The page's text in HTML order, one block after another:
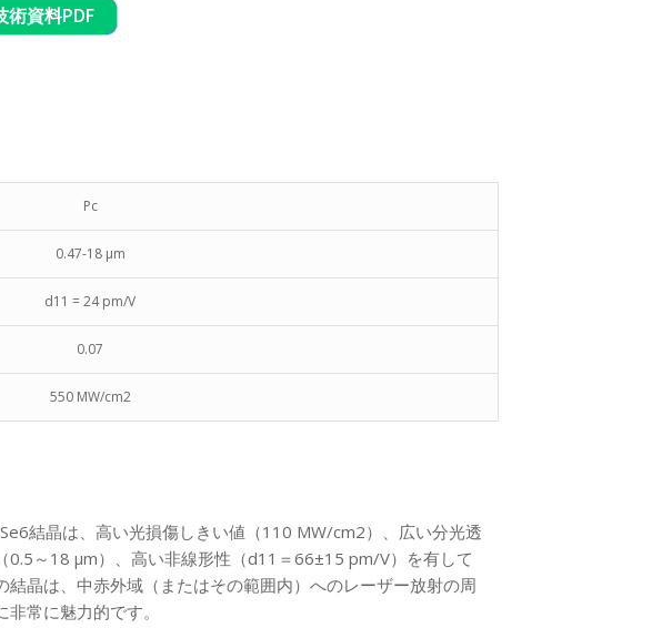
術資料PDF
Pc
0.47-18 μm
d11 = 24 pm/V
0.07
550 MW/cm2
結晶は、高い光損傷しきい値（110 MW/cm2）、広い分光透
0.5～18 μm）、高い非線形性（d11＝66±15 pm/V）を有して
結晶は、中赤外域（またはその範囲内）へのレーザー放射の周
非常に魅力的です。